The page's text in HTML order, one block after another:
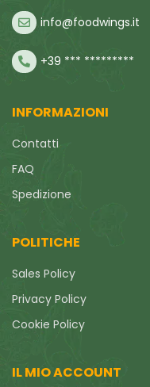
info@foodwings.it
+39 *** *********
INFORMAZIONI
Contatti
FAQ
Spedizione
POLITICHE
Sales Policy
Privacy Policy
Cookie Policy
IL MIO ACCOUNT